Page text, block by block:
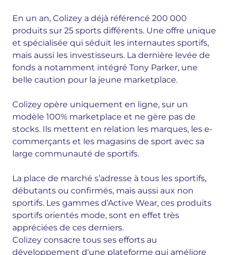
En un an, Colizey a déjà référencé 200 000
produits sur 25 sports différents. Une offre unique
et spécialisée qui séduit les internautes sportifs,
mais aussi les investisseurs. La dernière levée de
fonds a notamment intégré Tony Parker, une
belle caution pour la jeune marketplace.
Colizey opère uniquement en ligne, sur un
modèle 100% marketplace et ne gère pas de
stocks. Ils mettent en relation les marques, les e-
commerçants et les magasins de sport avec sa
large communauté de sportifs.
La place de marché s’adresse à tous les sportifs,
débutants ou confirmés, mais aussi aux non
sportifs. Les gammes d’Active Wear, ces produits
sportifs orientés mode, sont en effet très
appréciées de ces derniers.
Colizey consacre tous ses efforts au
développement d'une plateforme qui améliore